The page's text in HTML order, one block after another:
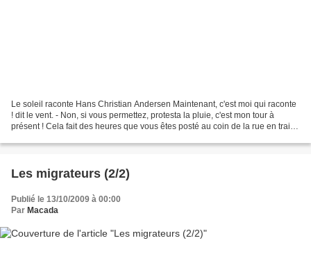
Le soleil raconte Hans Christian Andersen Maintenant, c'est moi qui raconte
! dit le vent. - Non, si vous permettez, protesta la pluie, c'est mon tour à
présent ! Cela fait des heures que vous êtes posté au coin de la rue en train
Les migrateurs (2/2)
Publié le 13/10/2009 à 00:00
Par Macada